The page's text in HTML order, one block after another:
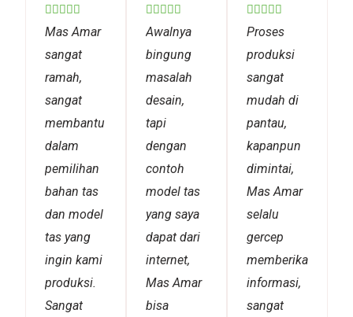
    Rated
5
out
5
Mas Amar
sangat
ramah,
sangat
membantu
dalam
pemilihan
bahan tas
dan model
tas yang
ingin kami
produksi.
Sangat
    Rated
5
out
of
Awalnya
bingung
masalah
desain,
tapi
dengan
contoh
model tas
yang saya
dapat dari
internet,
Mas Amar
bisa
    
5
out
of
Proses
produksi
sangat
mudah di
pantau,
kapanpun
dimintai,
Mas Amar
selalu
gercep
memberikan
informasi,
sangat